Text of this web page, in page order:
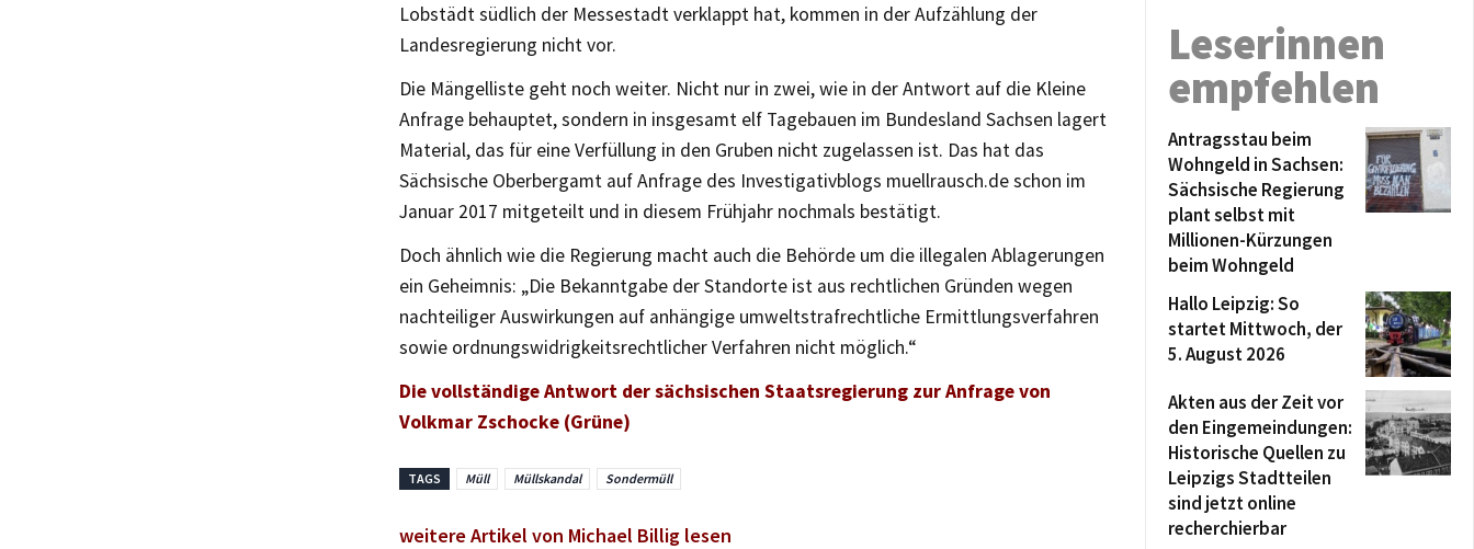
Lobstädt südlich der Messestadt verklappt hat, kommen in der Aufzählung der
Landesregierung nicht vor.
Die Mängelliste geht noch weiter. Nicht nur in zwei, wie in der Antwort auf die Kleine
Anfrage behauptet, sondern in insgesamt elf Tagebauen im Bundesland Sachsen lagert
Material, das für eine Verfüllung in den Gruben nicht zugelassen ist. Das hat das
Sächsische Oberbergamt auf Anfrage des Investigativblogs muellrausch.de schon im
Januar 2017 mitgeteilt und in diesem Frühjahr nochmals bestätigt.
Doch ähnlich wie die Regierung macht auch die Behörde um die illegalen Ablagerungen
ein Geheimnis: „Die Bekanntgabe der Standorte ist aus rechtlichen Gründen wegen
nachteiliger Auswirkungen auf anhängige umweltstrafrechtliche Ermittlungsverfahren
sowie ordnungswidrigkeitsrechtlicher Verfahren nicht möglich.“
Die vollständige Antwort der sächsischen Staatsregierung zur Anfrage von
Volkmar Zschocke (Grüne)
TAGS Müll Müllskandal Sondermüll
weitere Artikel von Michael Billig lesen
Leserinnen
empfehlen
Antragsstau beim
Wohngeld in Sachsen:
Sächsische Regierung
plant selbst mit
Millionen-Kürzungen
beim Wohngeld
Hallo Leipzig: So
startet Mittwoch, der
5. August 2026
Akten aus der Zeit vor
den Eingemeindungen:
Historische Quellen zu
Leipzigs Stadtteilen
sind jetzt online
recherchierbar